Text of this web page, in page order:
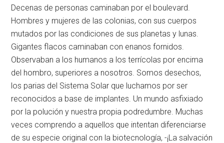
Decenas de personas caminaban por el boulevard.
Hombres y mujeres de las colonias, con sus cuerpos
mutados por las condiciones de sus planetas y lunas.
Gigantes flacos caminaban con enanos fornidos.
Observaban a los humanos a los terrícolas por encima
del hombro, superiores a nosotros. Somos desechos,
los parias del Sistema Solar que luchamos por ser
reconocidos a base de implantes. Un mundo asfixiado
por la polución y nuestra propia podredumbre. Muchas
veces comprendo a aquellos que intentan diferenciarse
de su especie original con la biotecnología, -¡La salvación